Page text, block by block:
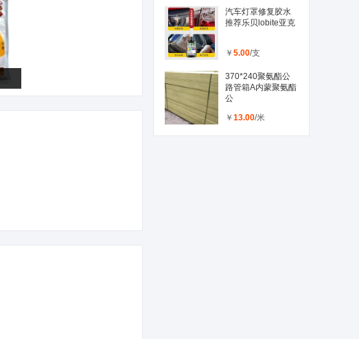
汽车灯罩修复胶水
推荐乐贝lobite亚克
￥ 5.00/支
370*240聚氨酯公
路管箱A内蒙聚氨酯
公
￥ 13.00/米